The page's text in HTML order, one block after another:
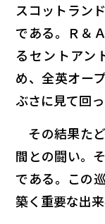
スコットラン
である。Ｒ＆
るセントアン
め、全英オー
ぶさに見て回っ
その結果た
間との闘い。
である。この
築く重要な出来